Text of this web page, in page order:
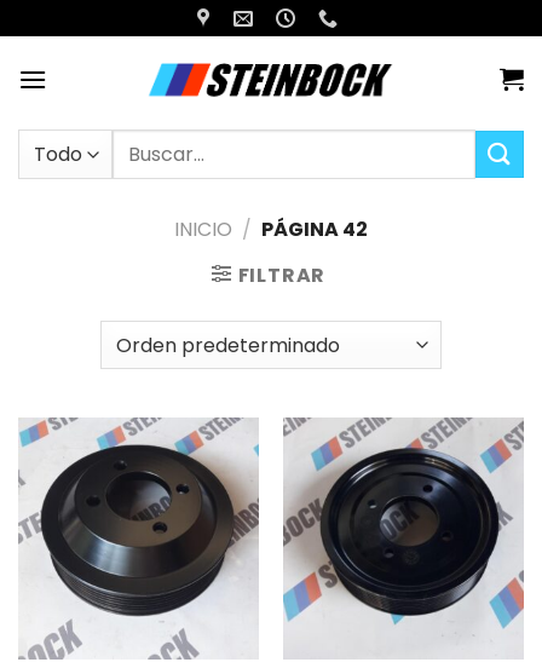
al
contenido
Buscar
INICIO / PÁGINA 42
FILTRAR